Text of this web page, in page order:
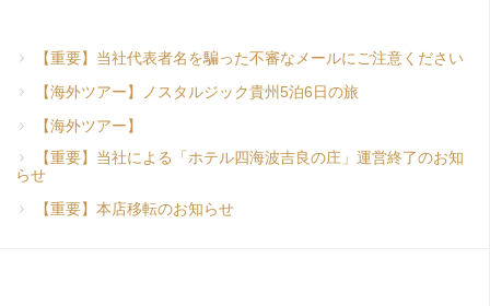
【重要】当社代表者名を騙った不審なメールにご注意ください
【海外ツアー】ノスタルジック貴州5泊6日の旅
【海外ツアー】
【重要】当社による「ホテル四海波吉良の庄」運営終了のお知
らせ
【重要】本店移転のお知らせ